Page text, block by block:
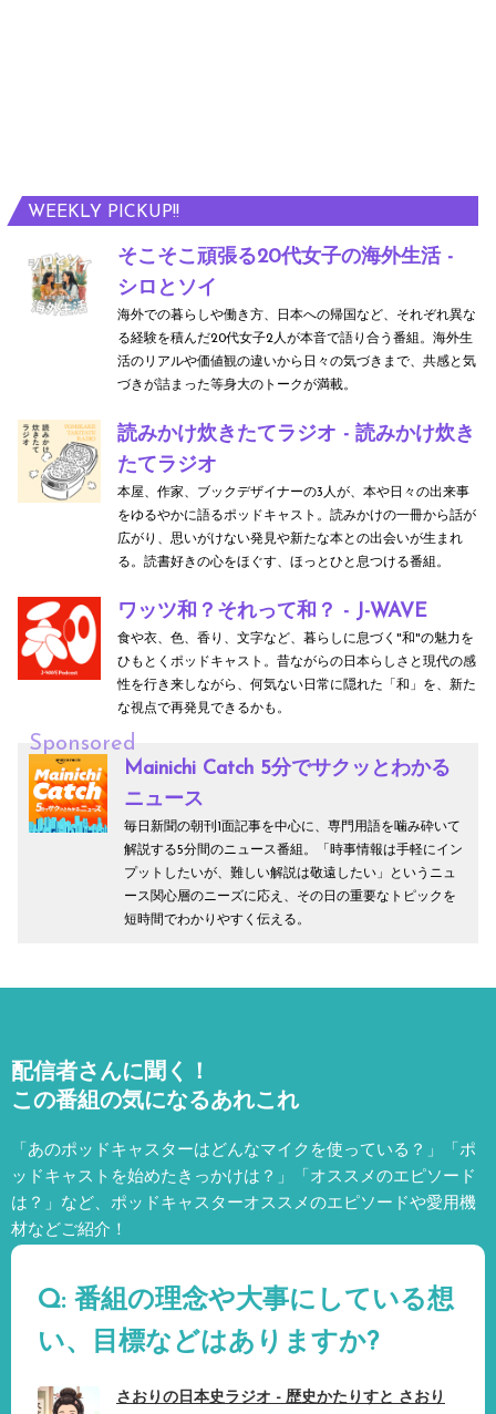
WEEKLY PICKUP!!
そこそこ頑張る20代女子の海外生活 -
シロとソイ
海外での暮らしや働き方、日本への帰国など、それぞれ異な
る経験を積んだ20代女子2人が本音で語り合う番組。海外生
活のリアルや価値観の違いから日々の気づきまで、共感と気
づきが詰まった等身大のトークが満載。
読みかけ炊きたてラジオ - 読みかけ炊き
たてラジオ
本屋、作家、ブックデザイナーの3人が、本や日々の出来事
をゆるやかに語るポッドキャスト。読みかけの一冊から話が
広がり、思いがけない発見や新たな本との出会いが生まれ
る。読書好きの心をほぐす、ほっとひと息つける番組。
ワッツ和？それって和？ - J-WAVE
食や衣、色、香り、文字など、暮らしに息づく"和"の魅力を
ひもとくポッドキャスト。昔ながらの日本らしさと現代の感
性を行き来しながら、何気ない日常に隠れた「和」を、新た
な視点で再発見できるかも。
Sponsored
Mainichi Catch 5分でサクッとわかる
ニュース
毎日新聞の朝刊1面記事を中心に、専門用語を噛み砕いて
解説する5分間のニュース番組。「時事情報は手軽にイン
プットしたいが、難しい解説は敬遠したい」というニュ
ース関心層のニーズに応え、その日の重要なトピックを
短時間でわかりやすく伝える。
配信者さんに聞く！
この番組の気になるあれこれ
「あのポッドキャスターはどんなマイクを使っている？」「ポ
ッドキャストを始めたきっかけは？」「オススメのエピソード
は？」など、 ポッドキャスターオススメのエピソードや愛用機
材などご紹介！
Q: 番組の理念や大事にしている想
い、目標などはありますか?
さおりの日本史ラジオ - 歴史かたりすと さおり